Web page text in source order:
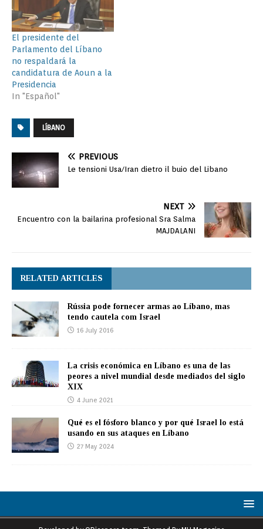
El presidente del
Parlamento del Líbano
no respaldará la
candidatura de Aoun a la
Presidencia
In "Español"
LÍBANO
PREVIOUS
Le tensioni Usa/Iran dietro il buio del Libano
NEXT
Encuentro con la bailarina profesional Sra Salma
MAJDALANI
RELATED ARTICLES
Rússia pode fornecer armas ao Líbano, mas
tendo cautela com Israel
16 July 2016
La crisis económica en Líbano es una de las
peores a nivel mundial desde mediados del siglo
XIX
4 June 2021
Qué es el fósforo blanco y por qué Israel lo está
usando en sus ataques en Líbano
27 May 2024